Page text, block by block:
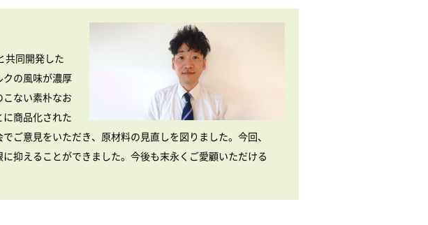
共同開発した
クの風味が濃厚
こない素朴なお
に商品化された
ご意見をいただき、原材料の見直しを図りました。今回、
抑えることができました。今後も末永くご愛顧いただける